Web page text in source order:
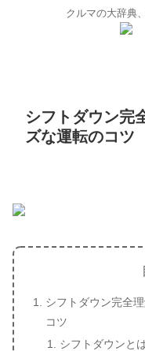
クルマの大辞典
シフトダウン完
ズな運転のコツ
シフトダウン完全
コツ
シフトダウンとは